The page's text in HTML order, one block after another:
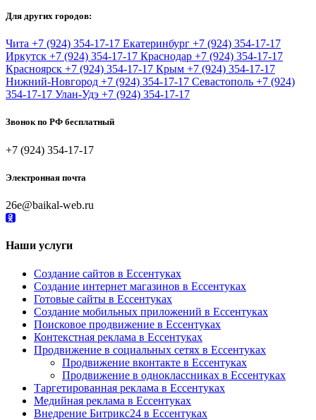
Для других городов:
Чита +7 (924) 354-17-17 Екатеринбург +7 (924) 354-17-17
Иркутск +7 (924) 354-17-17 Краснодар +7 (924) 354-17-17
Красноярск +7 (924) 354-17-17 Крым +7 (924) 354-17-17
Нижний-Новгород +7 (924) 354-17-17 Севастополь +7 (924)
354-17-17 Улан-Удэ +7 (924) 354-17-17
Звонок по РФ бесплатный
+7 (924) 354-17-17
Электронная почта
26e@baikal-web.ru
Наши услуги
Создание сайтов в Ессентуках
Создание интернет магазинов в Ессентуках
Готовые сайты в Ессентуках
Создание мобильных приложений в Ессентуках
Поисковое продвижение в Ессентуках
Контекстная реклама в Ессентуках
Продвижение в социальных сетях в Ессентуках
Продвижение вконтакте в Ессентуках
Продвижение в одноклассниках в Ессентуках
Таргетированная реклама в Ессентуках
Медийная реклама в Ессентуках
Внедрение Битрикс24 в Ессентуках